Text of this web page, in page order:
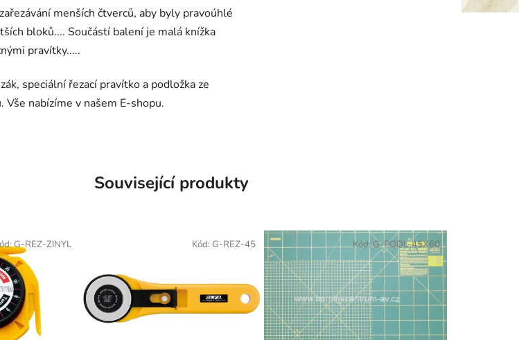
menších čtverců, aby byly pravoúhlé
bloků.... Součástí balení je malá knížka
pravítky.....
speciální řezací pravítko a podložka ze
Vše nabízíme v našem E-shopu.
Související produkty
G-REZ-ZINYL Kód: G-REZ-45 Kód:G-PODL-45X60